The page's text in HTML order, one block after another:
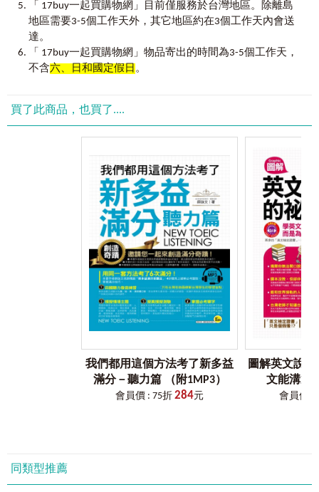
Unit 1 聽聽看，寫寫看
Unit 2 成語、慣用語及片語
Unit 3 再聽聽看
Practice 1
Unit 1 必備日常用語
Unit 3 同意與反對
2─Daily Conversations生活會話
3─Announcement and TV / Radio Commercials廣
Unit 1 公共場合的廣播
Unit 2 電視及廣播的廣告
聽力實戰練習4─News and Weather Reports新聞與氣象報告
《61億人都在學的聽力、口說技巧：王舒葳老英文聽
力、口說特訓班》
力課程，再加上4單元聽力實戰練習，讓你除了紮實的基礎之
外，還能透過實戰練習更上層樓。全書透過技巧講解與互動
練習的方式，清楚明了地為你釐清你以往英語聽力的盲點和
力基礎，書中並補充許多精華句型與老外常用的話，我期待
本書能夠幫助讀者的英語聽說能力往前跨一大步。
2015.02
「 17buy一起買購物網」目前僅服務於台灣地區。除離島
地區需要3-5個工作天外，其它地區約在3個工作天內會送
達。
「 17buy一起買購物網」物品寄出的時間為3-5個工作天，
不含六、日和國定假日 。
買了此商品，也買了....
我們都用這個方法考了新多益
滿分－聽力篇 （附1MP3）
會員價 : 75折 284元
圖解英文說
文能溝通
會員價 :
同類型推薦